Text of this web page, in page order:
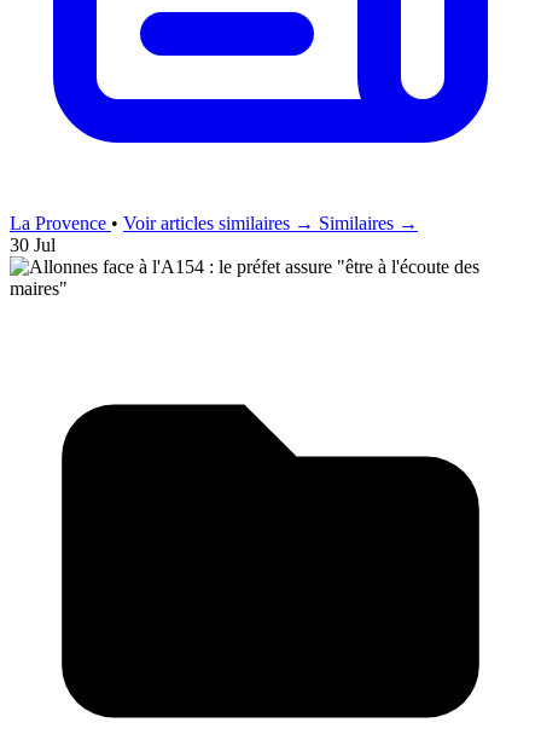
La Provence • Voir articles similaires → Similaires →
30 Jul